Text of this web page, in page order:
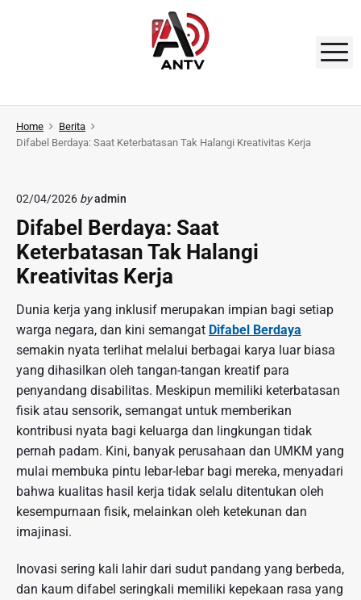
o
A
N
Home
Berita
Difabel Berdaya: Saat Keterbatasan Tak Halangi Kreativitas Kerja
02/04/2026 byadmin
Difabel Berdaya: Saat
Keterbatasan Tak Halangi
Kreativitas Kerja
Dunia kerja yang inklusif merupakan impian bagi setiap
warga negara, dan kini semangat Difabel Berdaya
semakin nyata terlihat melalui berbagai karya luar biasa
yang dihasilkan oleh tangan-tangan kreatif para
penyandang disabilitas. Meskipun memiliki keterbatasan
fisik atau sensorik, semangat untuk memberikan
kontribusi nyata bagi keluarga dan lingkungan tidak
pernah padam. Kini, banyak perusahaan dan UMKM yang
mulai membuka pintu lebar-lebar bagi mereka, menyadari
bahwa kualitas hasil kerja tidak selalu ditentukan oleh
kesempurnaan fisik, melainkan oleh ketekunan dan
imajinasi.
Inovasi sering kali lahir dari sudut pandang yang berbeda,
dan kaum difabel seringkali memiliki kepekaan rasa yang